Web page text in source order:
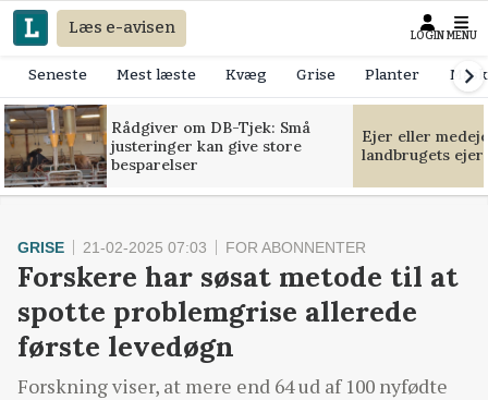
Læs e-avisen LOGIN MENU
Seneste Mest læste Kvæg Grise Planter
Rådgiver om DB-Tjek: Små
justeringer kan give store
besparelser
Ejer eller
landbrugets
GRISE 21-02-2025 07:03 FOR ABONNENTER
Forskere har søsat metode til at
spotte problemgrise allerede
første levedøgn
Forskning viser, at mere end 64 ud af 100 nyfødte